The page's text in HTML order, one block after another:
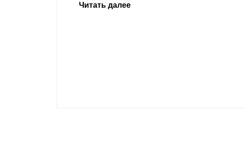
Читать далее